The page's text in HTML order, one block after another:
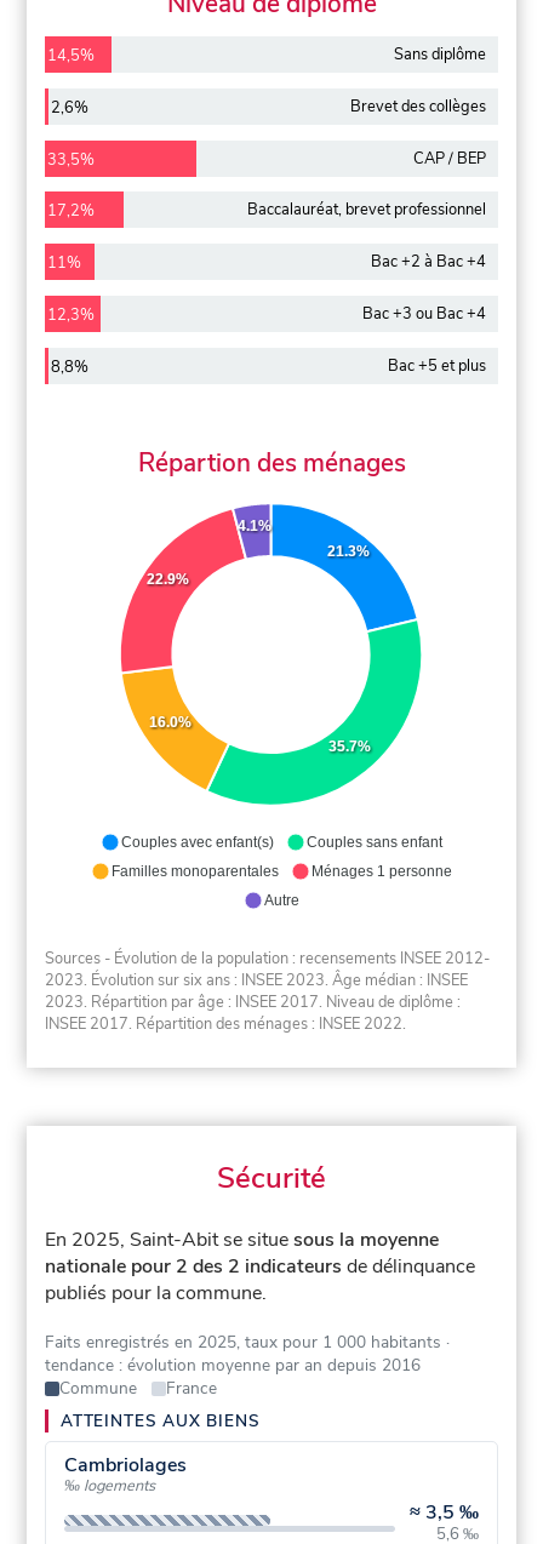
14,5% Sans diplôme
2,6% Brevet des collèges
33,5% CAP / BEP
17,2% Baccalauréat, brevet professionnel
11% Bac +2 à Bac +4
12,3% Bac +3 ou Bac +4
8,8% Bac +5 et plus
Répartion des ménages
21.3%
35.7%
16.0%
22.9%
4.1%
Couples avec enfant(s)
Couples sans enfant
Familles monoparentales
Ménages 1 personne
Autre
Sources - Évolution de la population : recensements INSEE 2012-
2023. Évolution sur six ans : INSEE 2023. Âge médian : INSEE
2023. Répartition par âge : INSEE 2017. Niveau de diplôme :
INSEE 2017. Répartition des ménages : INSEE 2022.
Sécurité
En 2025, Saint-Abit se situesous la moyenne
nationale pour 2 des 2 indicateurs de délinquance
publiés pour la commune.
Faits enregistrés en 2025, taux pour 1 000 habitants ·
tendance : évolution moyenne par an depuis 2016
Commune
France
ATTEINTES AUX BIENS
Cambriolages
‰ logements
≈ 3,5 ‰
5,6 ‰